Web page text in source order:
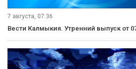
7 августа, 07:36
Вести Калмыкия. Утренний выпуск от